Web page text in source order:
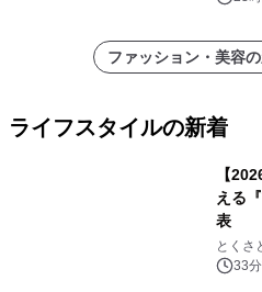
ファッション・美容
ライフスタイルの新着
【
える
表
とくさ
33